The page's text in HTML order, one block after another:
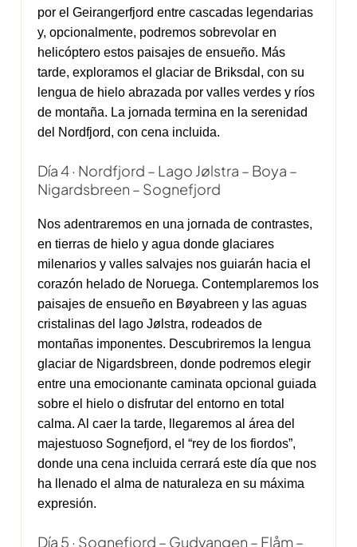
por el Geirangerfjord entre cascadas legendarias
y, opcionalmente, podremos sobrevolar en
helicóptero estos paisajes de ensueño. Más
tarde, exploramos el glaciar de Briksdal, con su
lengua de hielo abrazada por valles verdes y ríos
de montaña. La jornada termina en la serenidad
del Nordfjord, con cena incluida.
Día 4 · Nordfjord – Lago Jølstra – Boya –
Nigardsbreen – Sognefjord
Nos adentraremos en una jornada de contrastes,
en tierras de hielo y agua donde glaciares
milenarios y valles salvajes nos guiarán hacia el
corazón helado de Noruega. Contemplaremos los
paisajes de ensueño en Bøyabreen y las aguas
cristalinas del lago Jølstra, rodeados de
montañas imponentes. Descubriremos la lengua
glaciar de Nigardsbreen, donde podremos elegir
entre una emocionante caminata opcional guiada
sobre el hielo o disfrutar del entorno en total
calma. Al caer la tarde, llegaremos al área del
majestuoso Sognefjord, el “rey de los fiordos”,
donde una cena incluida cerrará este día que nos
ha llenado el alma de naturaleza en su máxima
expresión.
Día 5 · Sognefjord – Gudvangen – Flåm –